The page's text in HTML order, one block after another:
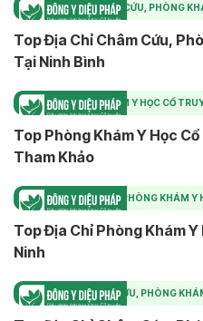
TOP ĐỊA CHỈ CHÂM CỨU, PHÒNG
Top Địa Chỉ Châm Cứu,
Tại Ninh Bình
TOP PHÒNG KHÁM Y HỌC CỔ
Top Phòng Khám Y Học
Tham Khảo
TOP ĐỊA CHỈ PHÒNG KHÁM Y
Top Địa Chỉ Phòng Khám
Ninh
TOP ĐỊA CHỈ CHÂM CỨU, PHÒNG